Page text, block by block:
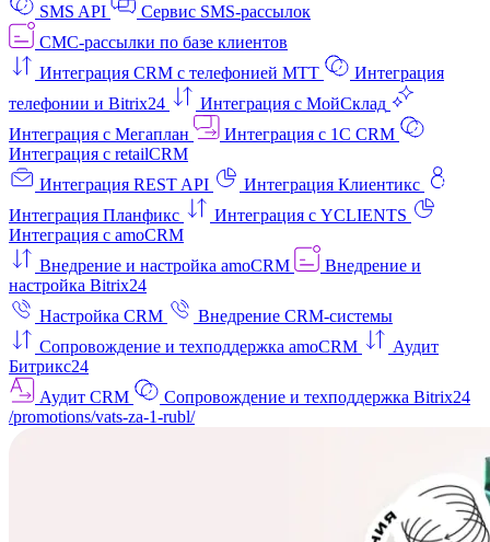
SMS API
Сервис SMS-рассылок
СМС-рассылки по базе клиентов
Интеграция CRM с телефонией МТТ
Интеграция
телефонии и Bitrix24
Интеграция с МойСклад
Интеграция с Мегаплан
Интеграция с 1C CRM
Интеграция с retailCRM
Интеграция REST API
Интеграция Клиентикс
Интеграция Планфикс
Интеграция с YCLIENTS
Интеграция с amoCRM
Внедрение и настройка amoCRM
Внедрение и
настройка Bitrix24
Настройка CRM
Внедрение CRM-системы
Сопровождение и техподдержка amoCRM
Аудит
Битрикс24
Аудит CRM
Сопровождение и техподдержка Bitrix24
/promotions/vats-za-1-rubl/